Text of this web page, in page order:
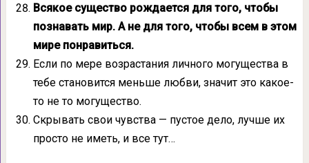
Всякое существо рождается для того, чтобы
познавать мир. А не для того, чтобы всем в этом
мире понравиться.
Если по мере возрастания личного могущества в
тебе становится меньше любви, значит это какое-
то не то могущество.
Скрывать свои чувства — пустое дело, лучше их
просто не иметь, и все тут…